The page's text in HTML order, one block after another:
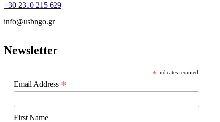
+30 2310 215 629
info@usbngo.gr
Newsletter
* indicates required
Email Address *
First Name